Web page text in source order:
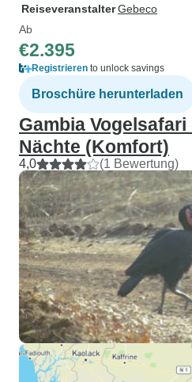
ReiseveranstalterGebeco
Ab
€2.395
Registrieren to unlock savings
Broschüre herunterladen
Gambia Vogelsafari
Nächte (Komfort)
4,0 (1 Bewertung)